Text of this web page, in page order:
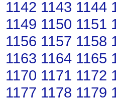
1142 1143 1144
1149 1150 1151
1156 1157 1158
1163 1164 1165
1170 1171 1172
1177 1178 1179